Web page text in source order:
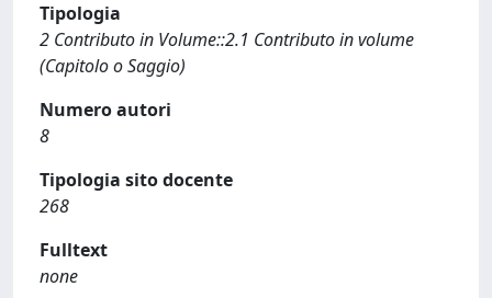
Tipologia
2 Contributo in Volume::2.1 Contributo in volume
(Capitolo o Saggio)
Numero autori
8
Tipologia sito docente
268
Fulltext
none